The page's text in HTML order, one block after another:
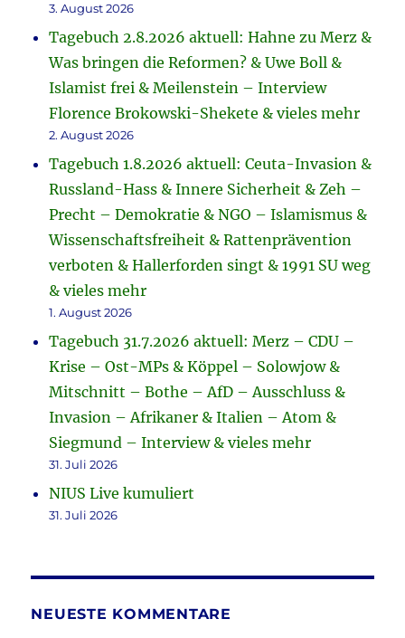
3. August 2026
Tagebuch 2.8.2026 aktuell: Hahne zu Merz &
Was bringen die Reformen? & Uwe Boll &
Islamist frei & Meilenstein – Interview
Florence Brokowski-Shekete & vieles mehr
2. August 2026
Tagebuch 1.8.2026 aktuell: Ceuta-Invasion &
Russland-Hass & Innere Sicherheit & Zeh –
Precht – Demokratie & NGO – Islamismus &
Wissenschaftsfreiheit & Rattenprävention
verboten & Hallerforden singt & 1991 SU weg
& vieles mehr
1. August 2026
Tagebuch 31.7.2026 aktuell: Merz – CDU –
Krise – Ost-MPs & Köppel – Solowjow &
Mitschnitt – Bothe – AfD – Ausschluss &
Invasion – Afrikaner & Italien – Atom &
Siegmund – Interview & vieles mehr
31. Juli 2026
NIUS Live kumuliert
31. Juli 2026
NEUESTE KOMMENTARE